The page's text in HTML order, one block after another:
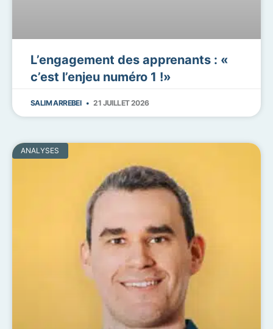
L’engagement des apprenants : «
c’est l’enjeu numéro 1 !»
SALIM ARREBEI 21 JUILLET 2026
ANALYSES